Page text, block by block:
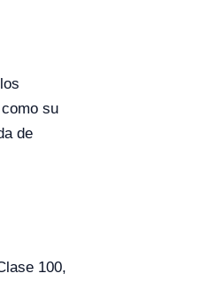
su
de
100,